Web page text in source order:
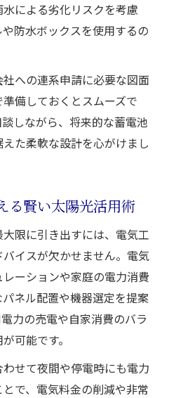
による劣化リスクを考慮
防水ボックスを使用するの
への連系申請に必要な図面
備しておくとスムーズで
しながら、将来的な蓄電池
た柔軟な設計を心がけまし
る賢い太陽光活用術
限に引き出すには、電気工
イスが欠かせません。電気
ーションや家庭の電力消費
ネル配置や機器選定を提案
力の売電や自家消費のバラ
可能です。
せて夜間や停電時にも電力
で、電気料金の削減や非常